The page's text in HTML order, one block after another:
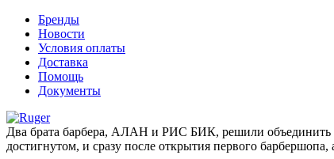
Бренды
Новости
Условия оплаты
Доставка
Помощь
Документы
Два брата барбера, АЛАН и РИС БИК, решили объединить
достигнутом, и сразу после открытия первого